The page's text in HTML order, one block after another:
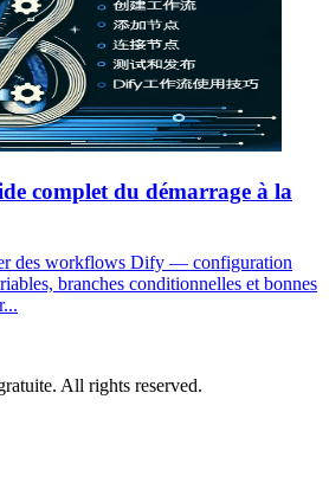
complet du démarrage à la
des workflows Dify — configuration
branches conditionnelles et bonnes
All rights reserved.